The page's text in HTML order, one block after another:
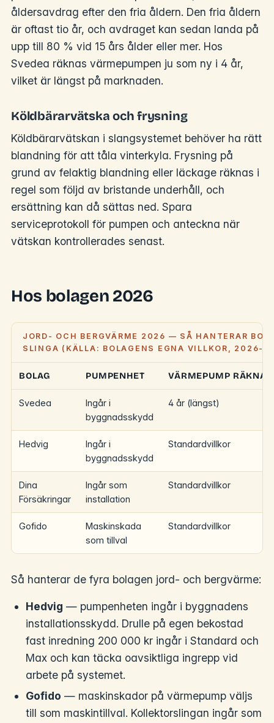
åldersavdrag efter den fria åldern. Den fria åldern
är oftast tio år, och avdraget kan sedan landa på
upp till 80 % vid 15 års ålder eller mer. Hos
Svedea räknas värmepumpen ju som ny i 4 år,
vilket är längst på marknaden.
Köldbärarvätska och frysning
Köldbärarvätskan i slangsystemet behöver ha rätt
blandning för att tåla vinterkyla. Frysning på
grund av felaktig blandning eller läckage räknas i
regel som följd av bristande underhåll, och
ersättning kan då sättas ned. Spara
serviceprotokoll för pumpen och anteckna när
vätskan kontrollerades senast.
Hos bolagen 2026
JORD- OCH BERGVÄRME 2026 — SÅ HANTERAR
SLINGA (KÄLLA: BOLAGENS EGNA VILLKOR, 2026-
BOLAG PUMPENHET VÄRMEPUMP
Svedea
Ingår i
byggnadsskydd
4 år (längst)
Hedvig
Ingår i
byggnadsskydd
Standardvillkor
Dina
Försäkringar
Ingår som
installation
Standardvillkor
Gofido
Maskinskada
som tillval
Standardvillkor
Så hanterar de fyra bolagen jord- och bergvärme:
Hedvig — pumpenheten ingår i byggnadens
installationsskydd. Drulle på egen bekostad
fast inredning 200 000 kr ingår i Standard och
Max och kan täcka oavsiktliga ingrepp vid
arbete på systemet.
Gofido — maskinskador på värmepump väljs
till som maskintillval. Kollektorslingan ingår som